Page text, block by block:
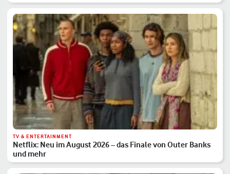
TV & ENTERTAINMENT
Netflix: Neu im August 2026 – das Finale von Outer Banks
und mehr